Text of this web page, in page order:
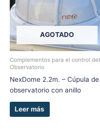
AGOTADO
Complementos para el control del
Observatorio
NexDome 2.2m. – Cúpula de
observatorio con anillo
Leer más